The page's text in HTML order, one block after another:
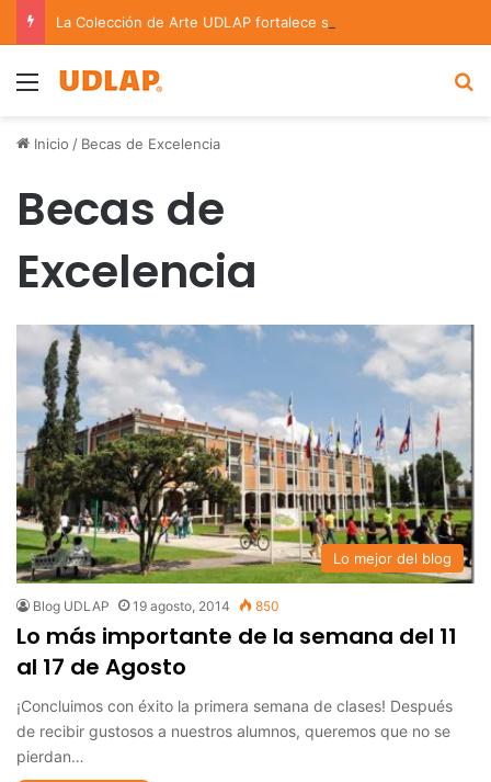
Menu
Inicio / Becas de Excelencia
Becas de
Excelencia
Lo mejor del blog
Blog UDLAP 19 agosto, 2014 850
Lo más importante de la semana del 11
al 17 de Agosto
¡Concluimos con éxito la primera semana de clases! Después
de recibir gustosos a nuestros alumnos, queremos que no se
pierdan…